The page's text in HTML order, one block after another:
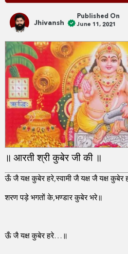
Jhivansh
Published On
June 11, 2021
॥ आरती श्री कुबेर जी की ॥
ऊँ जै यक्ष कुबेर हरे,स्वामी जै यक्ष जै यक्ष कुबेर
शरण पड़े भगतों के,भण्डार कुबेर भरे॥
ऊँ जै यक्ष कुबेर हरे…॥